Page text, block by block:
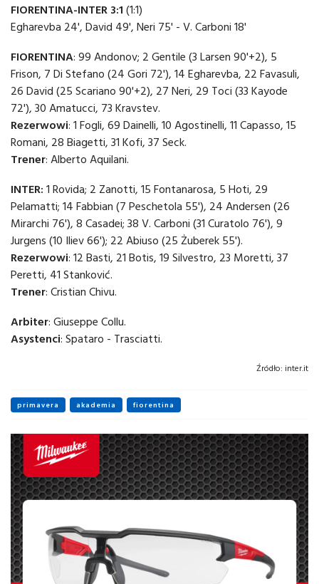
FIORENTINA-INTER 3:1 (1:1)
Egharevba 24', David 49', Neri 75' - V. Carboni 18'
FIORENTINA: 99 Andonov; 2 Gentile (3 Larsen 90'+2), 5
Frison, 7 Di Stefano (24 Gori 72'), 14 Egharevba, 22 Favasuli,
26 David (25 Scariano 90'+2), 27 Neri, 29 Toci (33 Kayode
72'), 30 Amatucci, 73 Kravstev.
Rezerwowi: 1 Fogli, 69 Dainelli, 10 Agostinelli, 11 Capasso, 15
Romani, 28 Biagetti, 31 Kofi, 37 Seck.
Trener: Alberto Aquilani.
INTER: 1 Rovida; 2 Zanotti, 15 Fontanarosa, 5 Hoti, 29
Pelamatti; 14 Fabbian (7 Peschetola 55'), 24 Andersen (26
Mirarchi 76'), 8 Casadei; 38 V. Carboni (31 Curatolo 76'), 9
Jurgens (10 Iliev 66'); 22 Abiuso (25 Żuberek 55').
Rezerwowi: 12 Basti, 21 Botis, 19 Silvestro, 23 Moretti, 37
Peretti, 41 Stanković.
Trener: Cristian Chivu.
Arbiter: Giuseppe Collu.
Asystenci: Spataro - Trasciatti.
Źródło: inter.it
primavera akademia fiorentina